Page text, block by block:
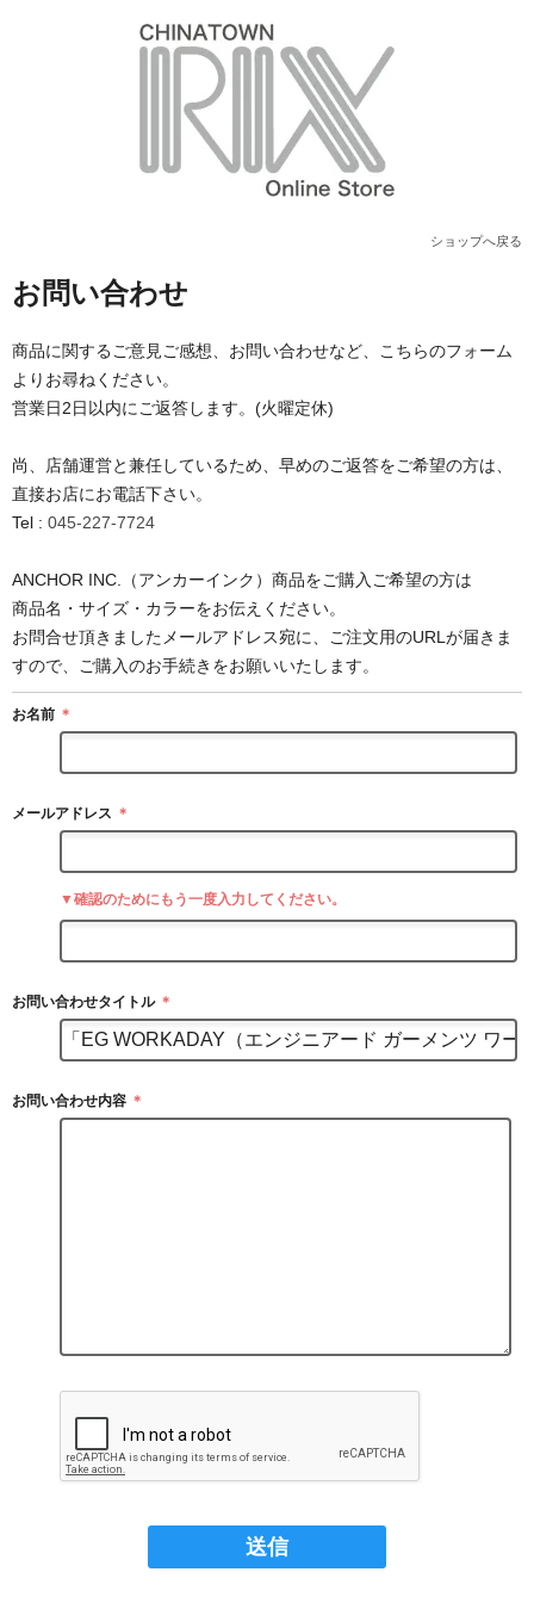
ショップへ戻る
お問い合わせ
商品に関するご意見ご感想、お問い合わせなど、こちらのフォーム
よりお尋ねください。
営業日2日以内にご返答します。(火曜定休)
尚、店舗運営と兼任しているため、早めのご返答をご希望の方は、
直接お店にお電話下さい。
Tel : 045-227-7724
ANCHOR INC.（アンカーインク）商品をご購入ご希望の方は
商品名・サイズ・カラーをお伝えください。
お問合せ頂きましたメールアドレス宛に、ご注文用のURLが届きま
すので、ご購入のお手続きをお願いいたします。
お名前 ＊
メールアドレス ＊
▼確認のためにもう一度入力してください。
お問い合わせタイトル ＊
お問い合わせ内容 ＊